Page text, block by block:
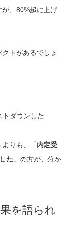
、80%超に上げ
トがあるでしょ
トダウンした
よりも、「内定受
た 」の方が、分か
を語られ